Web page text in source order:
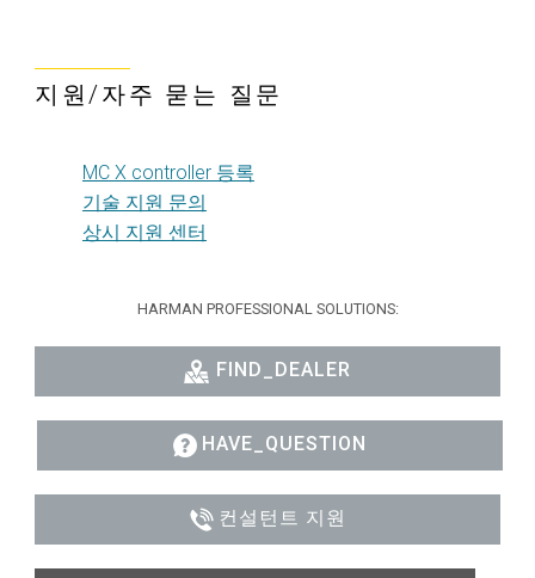
지원/자주 묻는 질문
MC X controller 등록
기술 지원 문의
상시 지원 센터
HARMAN PROFESSIONAL SOLUTIONS:
FIND_DEALER
HAVE_QUESTION
컨설턴트 지원